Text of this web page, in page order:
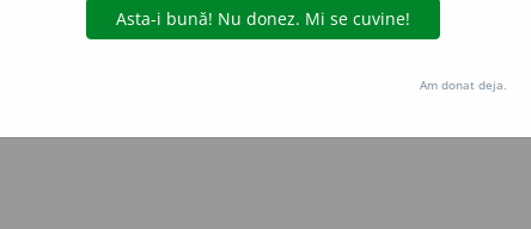
Copyright © 2004-2026 dexonline (https://dexonline.ro)
datelor de pe acest site, inclusiv prin orice metode de extragere automată
nostru prealabil scris, cu excepția seturilor de date oferite oficial spre utilizare
Hosterion
Am donat deja.